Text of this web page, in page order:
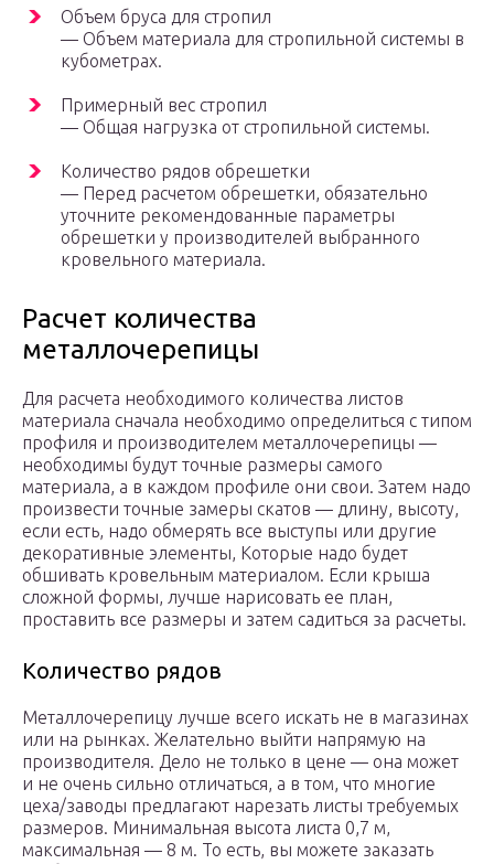
Объем бруса для стропил
— Объем материала для стропильной системы в
кубометрах.
Примерный вес стропил
— Общая нагрузка от стропильной системы.
Количество рядов обрешетки
— Перед расчетом обрешетки, обязательно
уточните рекомендованные параметры
обрешетки у производителей выбранного
кровельного материала.
Расчет количества
металлочерепицы
Для расчета необходимого количества листов
материала сначала необходимо определиться с типом
профиля и производителем металлочерепицы —
необходимы будут точные размеры самого
материала, а в каждом профиле они свои. Затем надо
произвести точные замеры скатов — длину, высоту,
если есть, надо обмерять все выступы или другие
декоративные элементы, Которые надо будет
обшивать кровельным материалом. Если крыша
сложной формы, лучше нарисовать ее план,
проставить все размеры и затем садиться за расчеты.
Количество рядов
Металлочерепицу лучше всего искать не в магазинах
или на рынках. Желательно выйти напрямую на
производителя. Дело не только в цене — она может
и не очень сильно отличаться, а в том, что многие
цеха/заводы предлагают нарезать листы требуемых
размеров. Минимальная высота листа 0,7 м,
максимальная — 8 м. То есть, вы можете заказать